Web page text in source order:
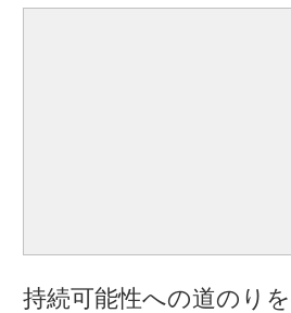
持続可能性への道のり